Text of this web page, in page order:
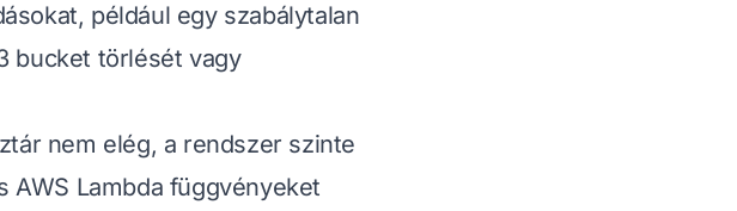
például egy szabálytalan
bucket törlését vagy
nem elég, a rendszer szinte
AWS Lambda függvényeket